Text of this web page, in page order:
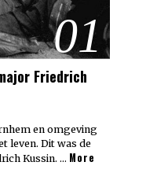
01
Friedrich
en omgeving
leven. Dit was de
Kussin. … More